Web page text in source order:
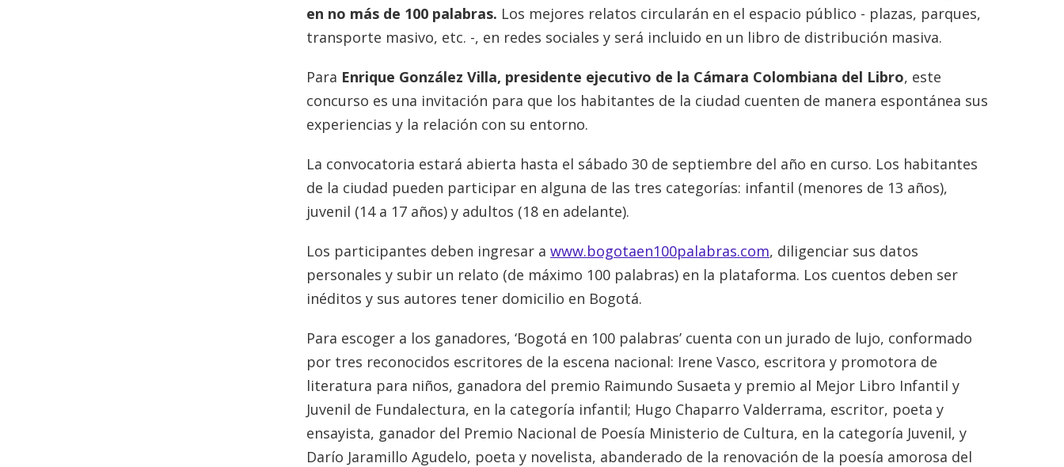
en no más de 100 palabras. Los mejores relatos circularán en el espacio público - plazas, parques,
transporte masivo, etc. -, en redes sociales y será incluido en un libro de distribución masiva.
Para Enrique González Villa, presidente ejecutivo de la Cámara Colombiana del Libro, este
concurso es una invitación para que los habitantes de la ciudad cuenten de manera espontánea sus
experiencias y la relación con su entorno.
La convocatoria estará abierta hasta el sábado 30 de septiembre del año en curso. Los habitantes
de la ciudad pueden participar en alguna de las tres categorías: infantil (menores de 13 años),
juvenil (14 a 17 años) y adultos (18 en adelante).
Los participantes deben ingresar a www.bogotaen100palabras.com, diligenciar sus datos
personales y subir un relato (de máximo 100 palabras) en la plataforma. Los cuentos deben ser
inéditos y sus autores tener domicilio en Bogotá.
Para escoger a los ganadores, ‘Bogotá en 100 palabras’ cuenta con un jurado de lujo, conformado
por tres reconocidos escritores de la escena nacional: Irene Vasco, escritora y promotora de
literatura para niños, ganadora del premio Raimundo Susaeta y premio al Mejor Libro Infantil y
Juvenil de Fundalectura, en la categoría infantil; Hugo Chaparro Valderrama, escritor, poeta y
ensayista, ganador del Premio Nacional de Poesía Ministerio de Cultura, en la categoría Juvenil, y
Darío Jaramillo Agudelo, poeta y novelista, abanderado de la renovación de la poesía amorosa del